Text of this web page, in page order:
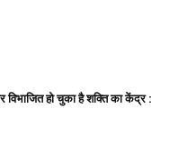
हो चुका है शक्ति का केंद्र :